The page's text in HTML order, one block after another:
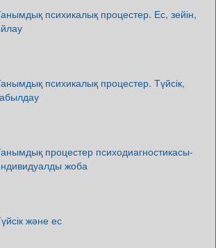
психикалық процестер. Ес, зейін,
психикалық процестер. Түйсік,
процестер психодиагностикасы-
жоба
және ес